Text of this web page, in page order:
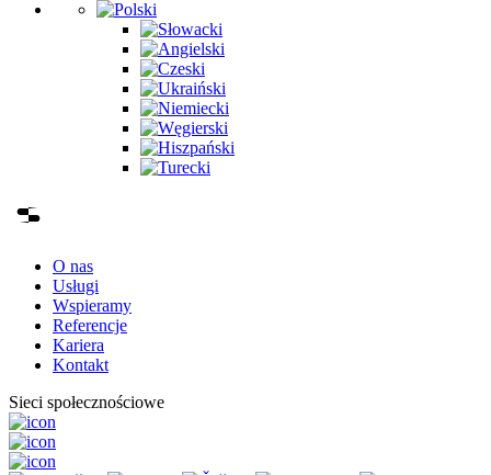
O nas
Usługi
Wspieramy
Referencje
Kariera
Kontakt
Sieci społecznościowe